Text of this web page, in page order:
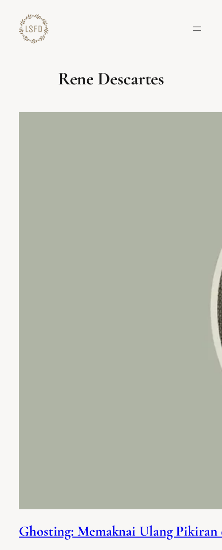
konten
Rene Descartes
Ghosting: Memaknai Ulang Pikiran